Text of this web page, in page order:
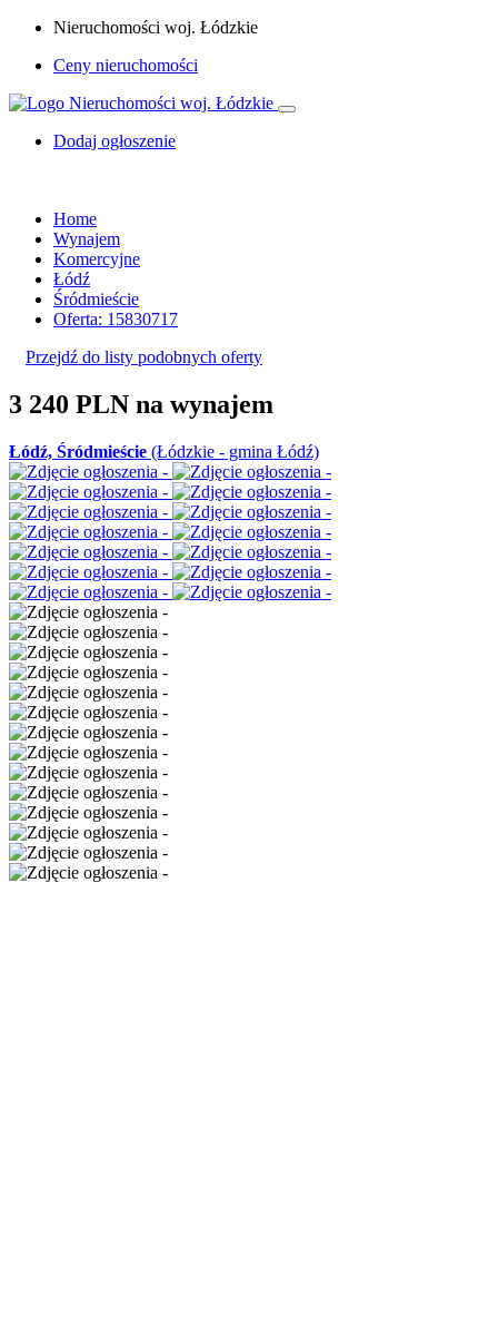
Nieruchomości woj. Łódzkie
Ceny nieruchomości
Dodaj ogłoszenie
Home
Wynajem
Komercyjne
Łódź
Śródmieście
Oferta: 15830717
Przejdź do listy podobnych oferty
3 240 PLN na wynajem
Łódź, Śródmieście (Łódzkie - gmina Łódź)